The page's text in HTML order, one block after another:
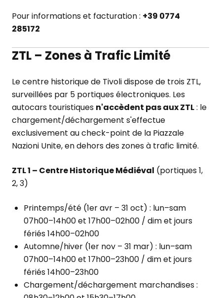
Pour informations et facturation : +39 0774
285172
ZTL – Zones à Trafic Limité
Le centre historique de Tivoli dispose de trois ZTL,
surveillées par 5 portiques électroniques. Les
autocars touristiques n'accèdent pas aux ZTL: le
chargement/déchargement s'effectue
exclusivement au check-point de la Piazzale
Nazioni Unite, en dehors des zones à trafic limité.
ZTL 1 – Centre Historique Médiéval (portiques 1,
2, 3)
Printemps/été (1er avr – 31 oct) : lun–sam
07h00–14h00 et 17h00–02h00 / dim et jours
fériés 14h00–02h00
Automne/hiver (1er nov – 31 mar) : lun–sam
07h00–14h00 et 17h00–23h00 / dim et jours
fériés 14h00–23h00
Chargement/déchargement marchandises :